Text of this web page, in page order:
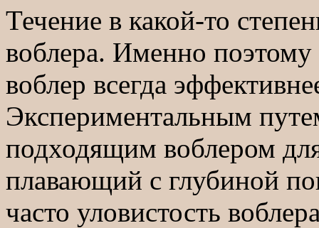
Течение в какой-то
воблера. Именно
воблер всегда
Экспериментальным
подходящим воблером
плавающий с глубиной
часто уловистость